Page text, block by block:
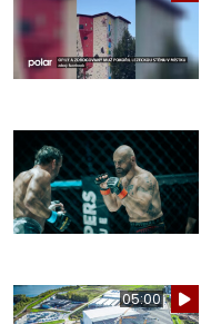
05:00